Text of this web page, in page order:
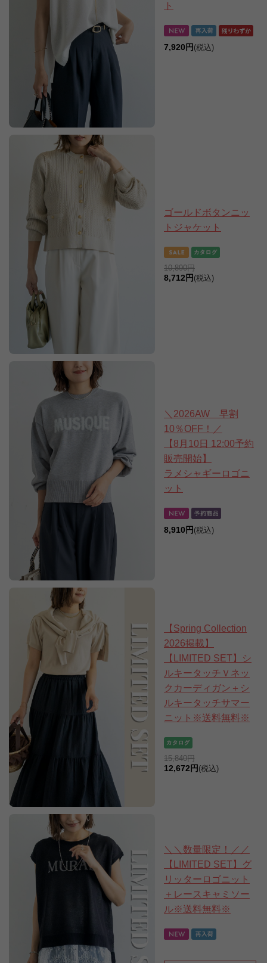
ト
7,920円 (税込)
ゴールドボタンニッ
トジャケット
10,890円
8,712円 (税込)
＼2026AW 早割
10％OFF！／
【8月10日 12:00予約
販売開始】
ラメシャギーロゴニ
ット
8,910円 (税込)
【Spring Collection
2026掲載】
【LIMITED SET】シ
ルキータッチＶネッ
クカーディガン＋シ
ルキータッチサマー
ニット※送料無料※
15,840円
12,672円 (税込)
＼＼数量限定！／／
【LIMITED SET】グ
リッターロゴニット
＋レースキャミソー
ル※送料無料※